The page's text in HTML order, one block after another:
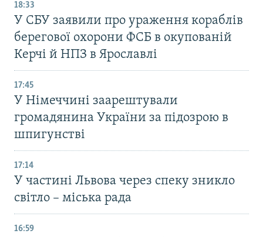
18:33
У СБУ заявили про ураження кораблів
берегової охорони ФСБ в окупованій
Керчі й НПЗ в Ярославлі
17:45
У Німеччині заарештували
громадянина України за підозрою в
шпигунстві
17:14
У частині Львова через спеку зникло
світло – міська рада
16:59